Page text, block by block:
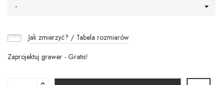
-
Jak zmierzyć? / Tabela rozmiarów
Zaprojektuj grawer - Gratis!